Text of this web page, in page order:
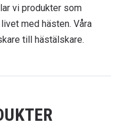
vi produkter som
med hästen. Våra
till hästälskare.